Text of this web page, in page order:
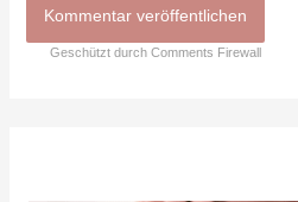
Geschützt durch Comments Firewall